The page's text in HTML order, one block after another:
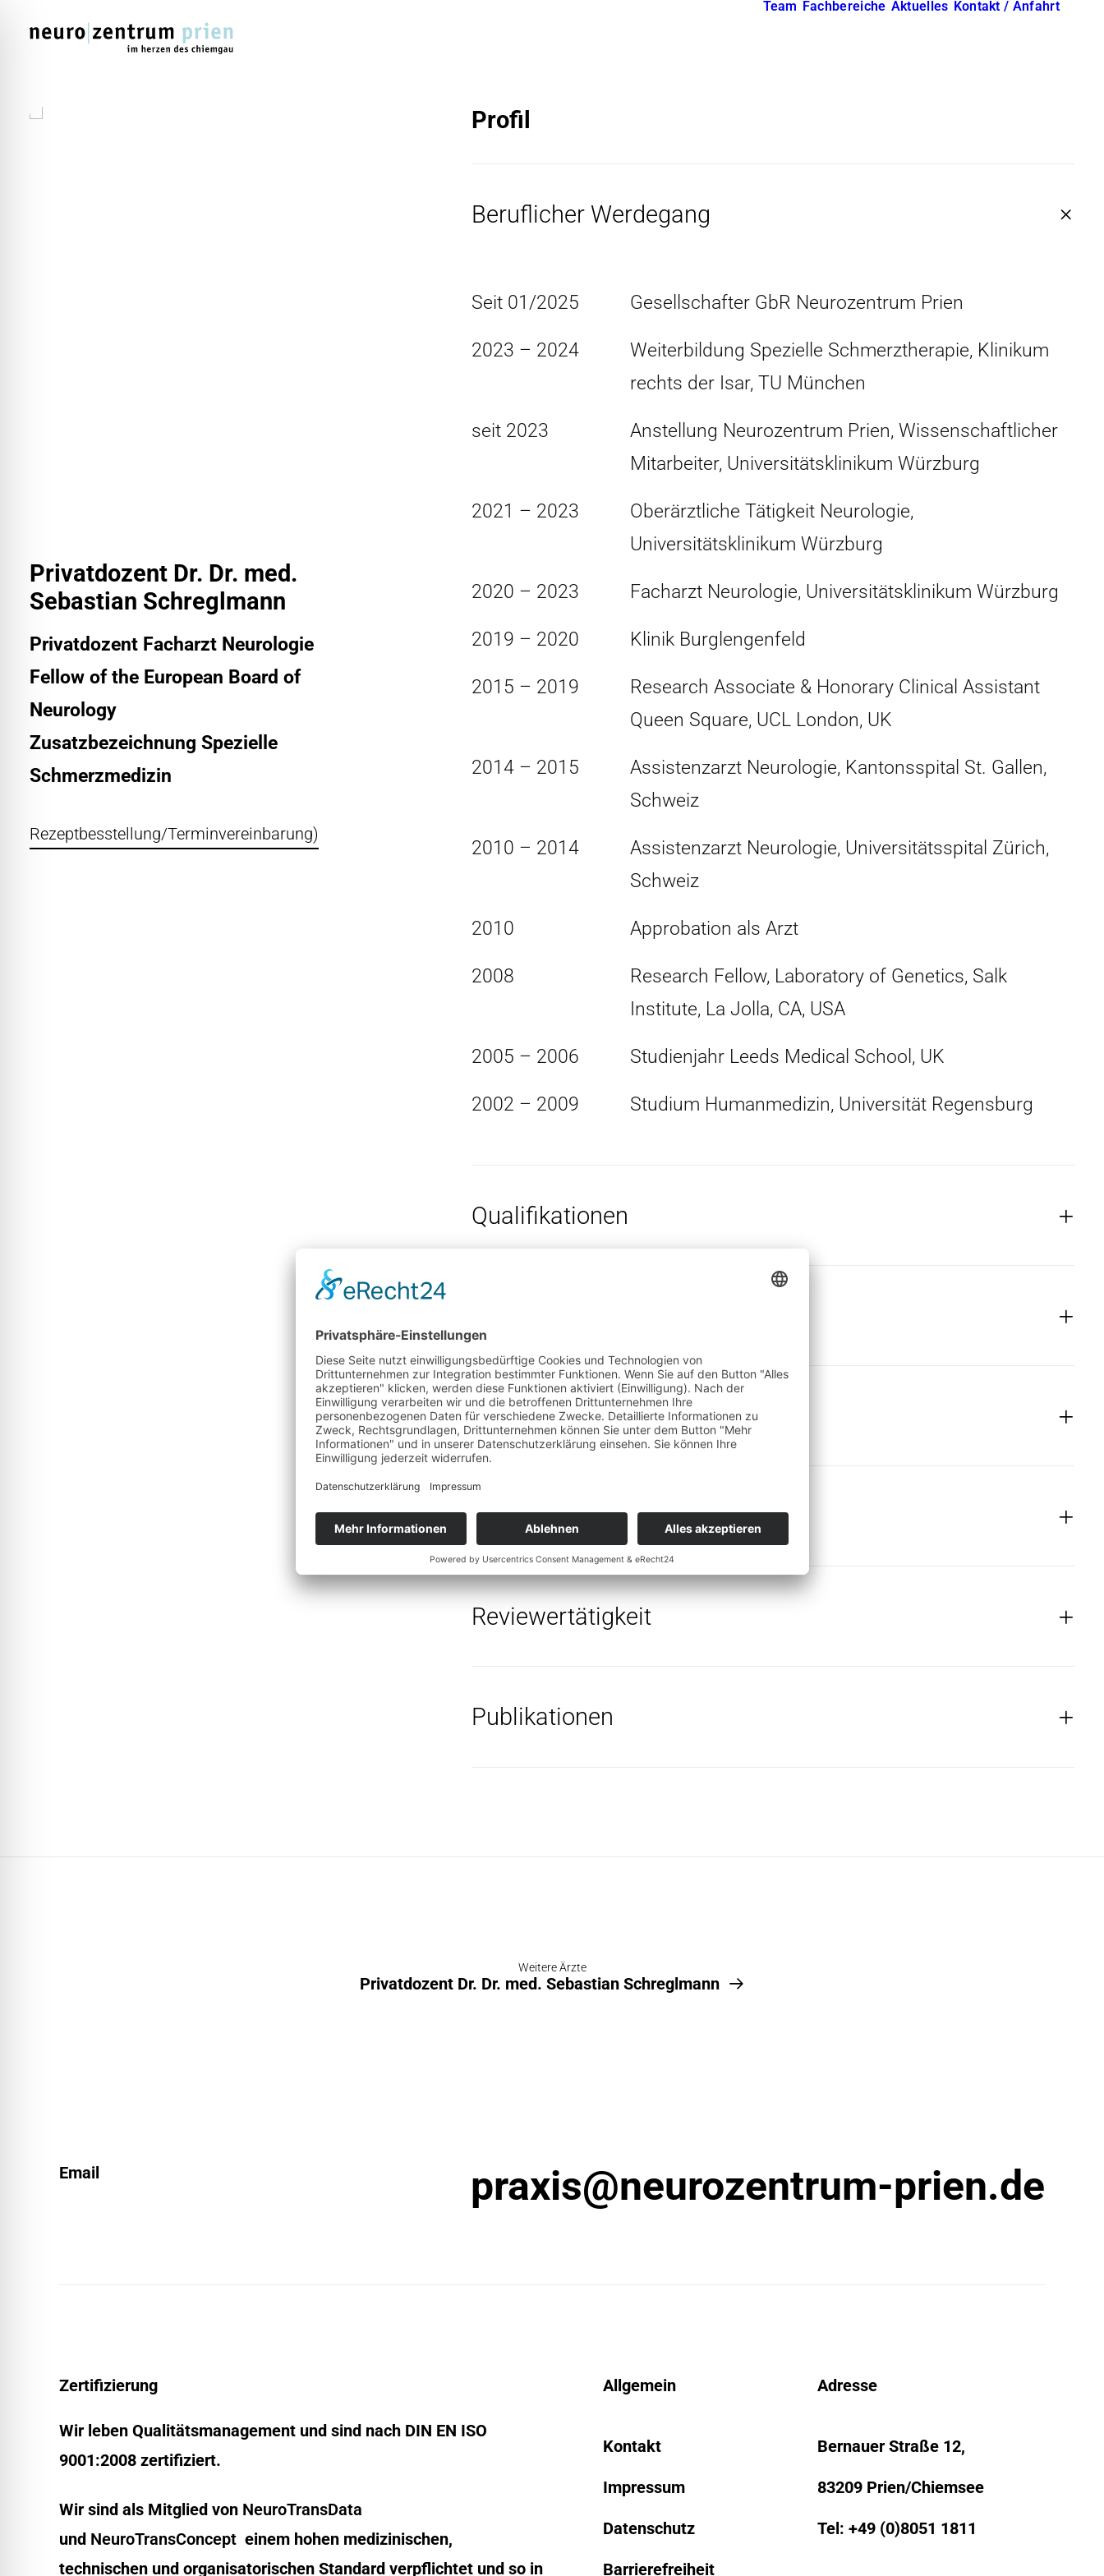
Team Fachbereiche Aktuelles Kontakt / Anfahrt
Privatdozent Dr. Dr. med.
Sebastian Schreglmann
Privatdozent Facharzt Neurologie
Fellow of the European Board of
Neurology
Zusatzbezeichnung Spezielle
Schmerzmedizin
Rezeptbesstellung/Terminvereinbarung)
Profil
Beruflicher Werdegang
Seit 01/2025 Gesellschafter GbR Neurozentrum Prien
2023 – 2024
Weiterbildung Spezielle Schmerztherapie, Klinikum
rechts der Isar, TU München
seit 2023
Anstellung Neurozentrum Prien, Wissenschaftlicher
Mitarbeiter, Universitätsklinikum Würzburg
2021 – 2023
Oberärztliche Tätigkeit Neurologie,
Universitätsklinikum Würzburg
2020 – 2023 Facharzt Neurologie, Universitätsklinikum Würzburg
2019 – 2020 Klinik Burglengenfeld
2015 – 2019
Research Associate & Honorary Clinical Assistant
Queen Square, UCL London, UK
2014 – 2015
Assistenzarzt Neurologie, Kantonsspital St. Gallen,
Schweiz
2010 – 2014
Assistenzarzt Neurologie, Universitätsspital Zürich,
Schweiz
2010 Approbation als Arzt
2008
Research Fellow, Laboratory of Genetics, Salk
Institute, La Jolla, CA, USA
2005 – 2006 Studienjahr Leeds Medical School, UK
2002 – 2009 Studium Humanmedizin, Universität Regensburg
Qualifikationen
Lehrtätigkeit
Mitgliedschaften
Reviewertätigkeit
Publikationen
Weitere Ärzte
Privatdozent Dr. Dr. med. Sebastian Schreglmann
Email praxis@neurozentrum-prien.de
Zertifizierung
Wir leben Qualitätsmanagement und sind nach DIN EN ISO
9001:2008 zertifiziert.
Wir sind als Mitglied von NeuroTransData
und NeuroTransConcept einem hohen medizinischen,
technischen und organisatorischen Standard verpflichtet und so in
Allgemein
Kontakt
Impressum
Datenschutz
Barrierefreiheit
Adresse
Bernauer Straße 12,
83209 Prien/Chiemsee
Tel: +49 (0)8051 1811